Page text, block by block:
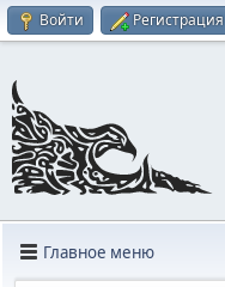
Войти Регистрация
Главное меню